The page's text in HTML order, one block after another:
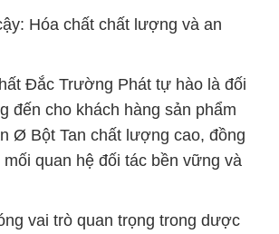
Hóa chất chất lượng và an
Đắc Trường Phát tự hào là đối
đến cho khách hàng sản phẩm
Ø Bột Tan chất lượng cao, đồng
quan hệ đối tác bền vững và
vai trò quan trọng trong dược